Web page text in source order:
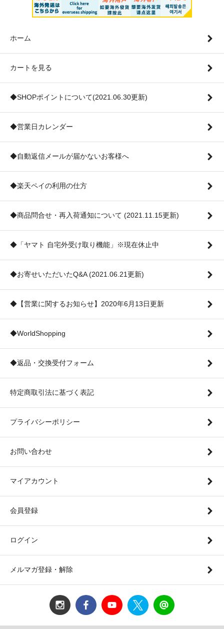
ホーム
カートを見る
◆SHOPポイントについて(2021.06.30更新)
◆営業日カレンダー
◆自動返信メールが届かないお客様へ
◆楽天ペイの利用の仕方
◆商品問合せ・再入荷通知について (2021.11.15更新)
◆「ヤマト 自宅外受け取り機能」※現在休止中
◆お寄せいただいたQ&A (2021.06.21更新)
◆【営業に関するお知らせ】2020年6月13日更新
◆WorldShopping
◆返品・交換受付フォーム
特定商取引法に基づく表記
プライバシーポリシー
お問い合わせ
マイアカウント
会員登録
ログイン
メルマガ登録・解除